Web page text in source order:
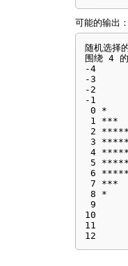
可能的输出：
随机选择
围绕 4 的
-4
-3
-2
-1
0 *
1 ***
2
3
4
5
6
7 ***
8 *
9
10
11
12